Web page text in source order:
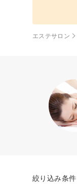
エステサロン
絞り込み条件